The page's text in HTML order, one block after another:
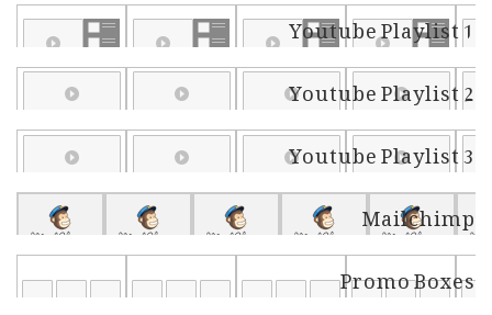
Youtube Playlist 1
Youtube Playlist 2
Youtube Playlist 3
Mailchimp
Promo Boxes